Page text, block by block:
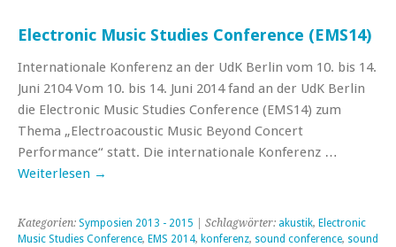
Electronic Music Studies Conference (EMS14)
Internationale Konferenz an der UdK Berlin vom 10. bis 14.
Juni 2104 Vom 10. bis 14. Juni 2014 fand an der UdK Berlin
die Electronic Music Studies Conference (EMS14) zum
Thema „Electroacoustic Music Beyond Concert
Performance“ statt. Die internationale Konferenz …
Weiterlesen →
Kategorien: Symposien 2013 - 2015 | Schlagwörter: akustik, Electronic
Music Studies Conference, EMS 2014, konferenz, sound conference, sound